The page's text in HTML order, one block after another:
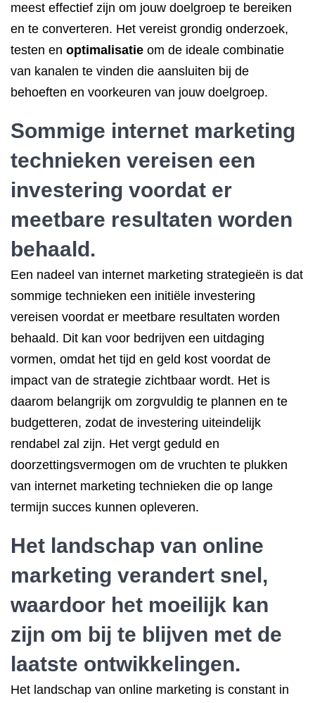
meest effectief zijn om jouw doelgroep te bereiken
en te converteren. Het vereist grondig onderzoek,
testen en optimalisatie om de ideale combinatie
van kanalen te vinden die aansluiten bij de
behoeften en voorkeuren van jouw doelgroep.
Sommige internet marketing
technieken vereisen een
investering voordat er
meetbare resultaten worden
behaald.
Een nadeel van internet marketing strategieën is dat
sommige technieken een initiële investering
vereisen voordat er meetbare resultaten worden
behaald. Dit kan voor bedrijven een uitdaging
vormen, omdat het tijd en geld kost voordat de
impact van de strategie zichtbaar wordt. Het is
daarom belangrijk om zorgvuldig te plannen en te
budgetteren, zodat de investering uiteindelijk
rendabel zal zijn. Het vergt geduld en
doorzettingsvermogen om de vruchten te plukken
van internet marketing technieken die op lange
termijn succes kunnen opleveren.
Het landschap van online
marketing verandert snel,
waardoor het moeilijk kan
zijn om bij te blijven met de
laatste ontwikkelingen.
Het landschap van online marketing is constant in